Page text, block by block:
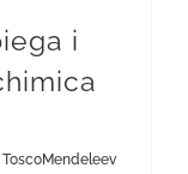
i
ToscoMendeleev